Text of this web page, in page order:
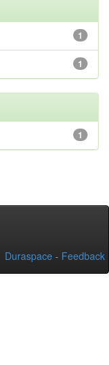
1
1
1
Duraspace - Feedback